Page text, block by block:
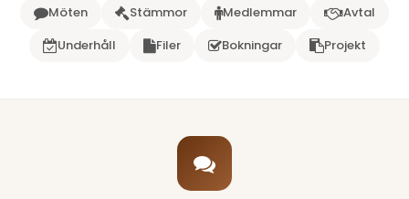
Möten
Stämmor Medlemmar
Avtal
Underhåll
Filer Bokningar Projekt